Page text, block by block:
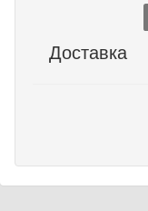
Доставка